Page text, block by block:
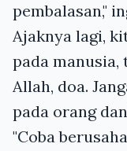
pembalasan,"
Ajaknya lagi,
pada manusia,
Allah, doa.
pada orang
"Coba